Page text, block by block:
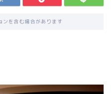
ンを含む場合があります